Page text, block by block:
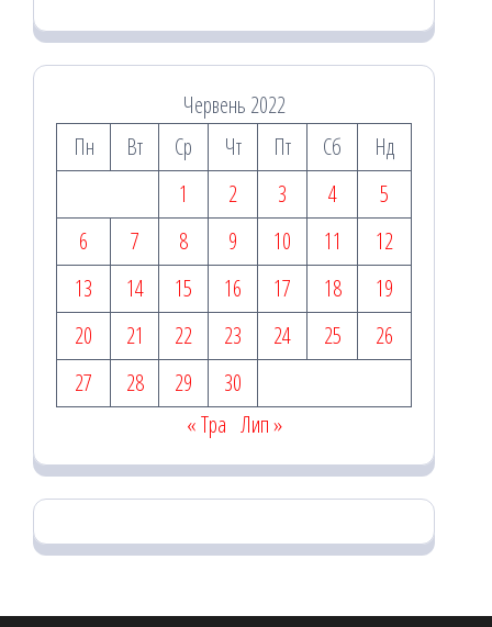
Червень 2022
Пн
Вт Ср Чт Пт Сб
Нд
1
2 3 4
5
6
7 8 9 10 11
12
13
14 15 16 17 18
19
20
21 22 23 24 25
26
27
28 29
30
« Тра Лип »